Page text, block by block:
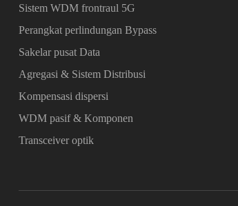
Sistem WDM frontraul 5G
Perangkat perlindungan Bypass
Sakelar pusat Data
Agregasi & Sistem Distribusi
Kompensasi dispersi
WDM pasif & Komponen
Transceiver optik